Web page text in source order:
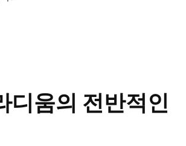
디움의 전반적인